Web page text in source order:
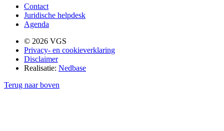
Contact
Juridische helpdesk
Agenda
© 2026 VGS
Privacy- en cookieverklaring
Disclaimer
Realisatie: Nedbase
Terug naar boven